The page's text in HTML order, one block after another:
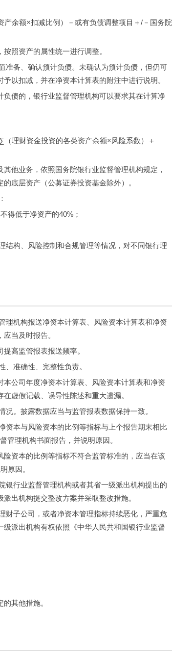
余额×扣减比例）－或有负债调整项目＋/－国务院
照资产的属性统一进行调整。
备、确认预计负债。未确认为预计负债，但仍可
以扣减，并在净资本计算表的附注中进行说明。
债的，银行业监督管理机构可以要求其在计算净
理财资金投资的各类资产余额×风险系数）＋
业务，依照国务院银行业监督管理机构规定，
底层资产（公募证券投资基金除外）。
低于净资产的40%；
构、风险控制和合规管理等情况，对不同银行理
机构报送净资本计算表、风险资本计算表和净资
当及时报告。
高监管报表报送频率。
准确性、完整性负责。
公司年度净资本计算表、风险资本计算表和净资
虚假记载、误导性陈述和重大遗漏。
。披露数据应当与监管报表数据保持一致。
本与风险资本的比例等指标与上个报告期末相比
管理机构书面报告，并说明原因。
资本的比例等指标不符合监管标准的，应当在该
原因。
行业监督管理机构或者其省一级派出机构提出的
出机构提交整改方案并采取整改措施。
子公司，或者净资本管理指标持续恶化，严重危
派出机构有权依照《中华人民共和国银行业监督
其他措施。